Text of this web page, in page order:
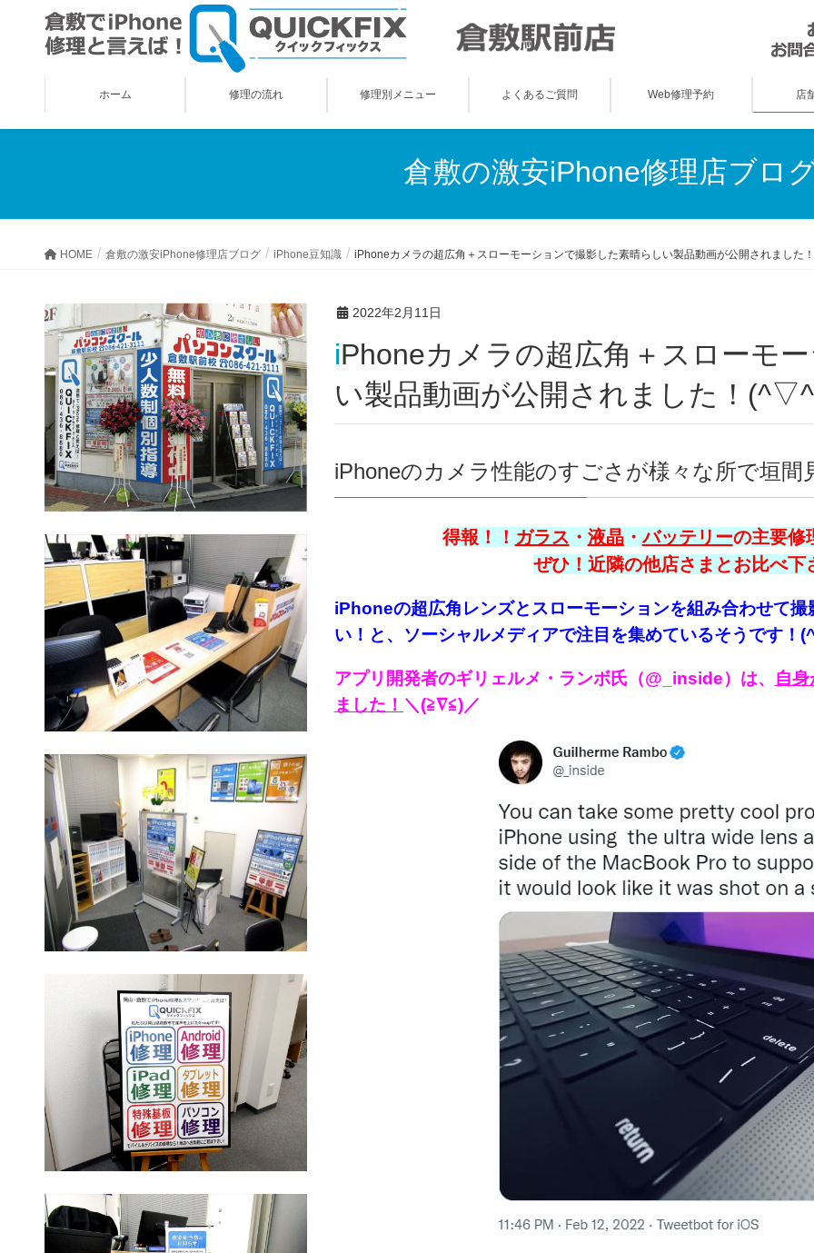
ホーム 修理の流れ 修理別メニュー よくあるご質問 Web修理予約 店
倉敷の激安iPhone修理店ブロ
HOME 倉敷の激安iPhone修理店ブログ iPhone豆知識 iPhoneカメラの超広角＋スローモーションで撮影した素晴らしい製品動画が公開されました
2022年2月11日
iPhoneカメラの超広角＋スローモーションで撮影した素晴らし
い製品動画が公開されました！
iPhoneのカメラ性能のすごさが様々な所で垣
得報！！ ガラス ・ 液晶・バッテリーの主要修
ぜひ！近隣の他店さまとお比べ
iPhoneの超広角レンズとスローモーションを組み合わせて
い！と、ソーシャルメディアで注目を集めているそうです
アプリ開発者のギリェルメ・ランボ氏（@_inside）は、
自
ました！ ＼(≧∇≦)／